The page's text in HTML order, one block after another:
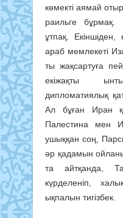
көмекті аямай
раильге
ұтпақ. Екіншіден,
араб мем­ле­кеті
ты жақсартуға
екіжақты
дипломатиялық
Ал бұ­ған Иран
Палестина мен
ушыққан соң,
әр қада­мын
та айтқанда,
күрделеніп,
ықпалын тигізбек.